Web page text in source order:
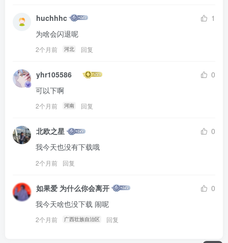
huchhhc
1
为啥会闪退呢
2个月前 河北 回复
yhr105586
0
可以下啊
2个月前 河南 回复
北欧之星
0
我今天也没有下载哦
2个月前 回复
如果爱 为什么你会离开
0
我今天啥也没下载 闹呢
2个月前 广西壮族自治区 回复